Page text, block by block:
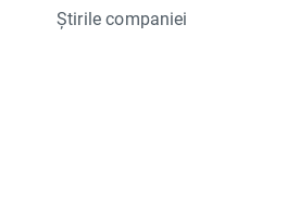
Știrile companiei